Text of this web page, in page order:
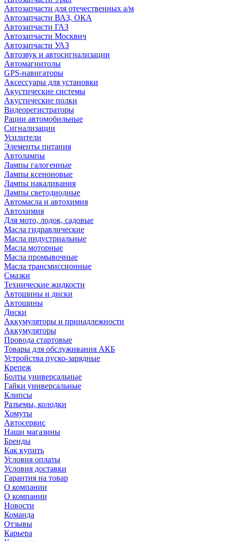
Автозапчасти для отечественных а/м
Автозапчасти ВАЗ, ОКА
Автозапчасти ГАЗ
Автозапчасти Москвич
Автозапчасти УАЗ
Автозвук и автосигнализации
Автомагнитолы
GPS-навигаторы
Аксессуары для установки
Акустические системы
Акустические полки
Видеорегистраторы
Рации автомобильные
Сигнализации
Усилители
Элементы питания
Автолампы
Лампы галогенные
Лампы ксеноновые
Лампы накаливания
Лампы светодиодные
Автомасла и автохимия
Автохимия
Для мото, лодок, садовые
Масла гидравлические
Масла индустриальные
Масла моторные
Масла промывочные
Масла трансмиссионные
Смазки
Технические жидкости
Автошины и диски
Автошины
Диски
Аккумуляторы и принадлежности
Аккумуляторы
Провода стартовые
Товары для обслуживания АКБ
Устройства пуско-зарядные
Крепеж
Болты универсальные
Гайки универсальные
Клипсы
Разъемы, колодки
Хомуты
Автосервис
Наши магазины
Бренды
Как купить
Условия оплаты
Условия доставки
Гарантия на товар
О компании
О компании
Новости
Команда
Отзывы
Карьера